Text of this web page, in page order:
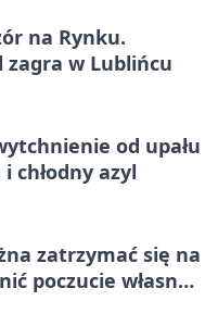
na Rynku.
zagra w Lublińcu
od upału
chłodny azyl
zatrzymać się na
poczucie własnej